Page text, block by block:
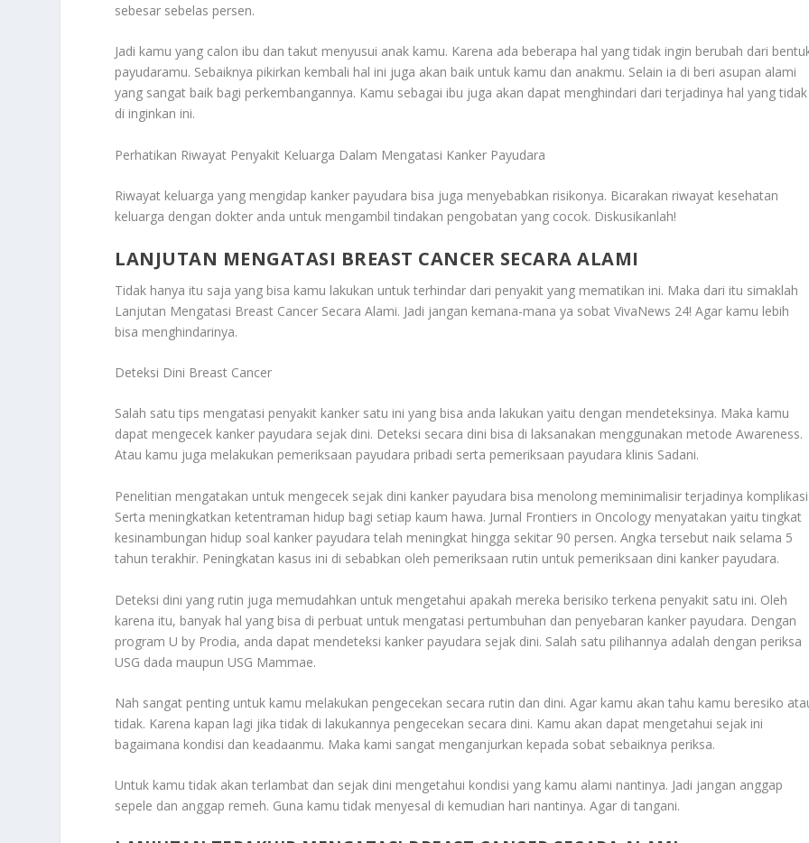
sebesar sebelas persen.
Jadi kamu yang calon ibu dan takut menyusui anak kamu. Karena ada beberapa hal yang tidak ingin berubah dari
payudaramu. Sebaiknya pikirkan kembali hal ini juga akan baik untuk kamu dan anakmu. Selain ia di beri asupan alami
yang sangat baik bagi perkembangannya. Kamu sebagai ibu juga akan dapat menghindari dari terjadinya hal yang tidak
di inginkan ini.
Perhatikan Riwayat Penyakit Keluarga Dalam Mengatasi Kanker Payudara
Riwayat keluarga yang mengidap kanker payudara bisa juga menyebabkan risikonya. Bicarakan riwayat kesehatan
keluarga dengan dokter anda untuk mengambil tindakan pengobatan yang cocok. Diskusikanlah!
LANJUTAN MENGATASI BREAST CANCER SECARA ALAMI
Tidak hanya itu saja yang bisa kamu lakukan untuk terhindar dari penyakit yang mematikan ini. Maka dari itu simaklah
Lanjutan Mengatasi Breast Cancer Secara Alami. Jadi jangan kemana-mana ya sobat VivaNews 24! Agar kamu lebih
bisa menghindarinya.
Deteksi Dini Breast Cancer
Salah satu tips mengatasi penyakit kanker satu ini yang bisa anda lakukan yaitu dengan mendeteksinya. Maka kamu
dapat mengecek kanker payudara sejak dini. Deteksi secara dini bisa di laksanakan menggunakan metode Awareness.
Atau kamu juga melakukan pemeriksaan payudara pribadi serta pemeriksaan payudara klinis Sadani.
Penelitian mengatakan untuk mengecek sejak dini kanker payudara bisa menolong meminimalisir terjadinya
Serta meningkatkan ketentraman hidup bagi setiap kaum hawa. Jurnal Frontiers in Oncology menyatakan yaitu tingkat
kesinambungan hidup soal kanker payudara telah meningkat hingga sekitar 90 persen. Angka tersebut naik selama 5
tahun terakhir. Peningkatan kasus ini di sebabkan oleh pemeriksaan rutin untuk pemeriksaan dini kanker payudara.
Deteksi dini yang rutin juga memudahkan untuk mengetahui apakah mereka berisiko terkena penyakit satu ini. Oleh
karena itu, banyak hal yang bisa di perbuat untuk mengatasi pertumbuhan dan penyebaran kanker payudara. Dengan
program U by Prodia, anda dapat mendeteksi kanker payudara sejak dini. Salah satu pilihannya adalah dengan periksa
USG dada maupun USG Mammae.
Nah sangat penting untuk kamu melakukan pengecekan secara rutin dan dini. Agar kamu akan tahu kamu beresiko
tidak. Karena kapan lagi jika tidak di lakukannya pengecekan secara dini. Kamu akan dapat mengetahui sejak ini
bagaimana kondisi dan keadaanmu. Maka kami sangat menganjurkan kepada sobat sebaiknya periksa.
Untuk kamu tidak akan terlambat dan sejak dini mengetahui kondisi yang kamu alami nantinya. Jadi jangan anggap
sepele dan anggap remeh. Guna kamu tidak menyesal di kemudian hari nantinya. Agar di tangani.